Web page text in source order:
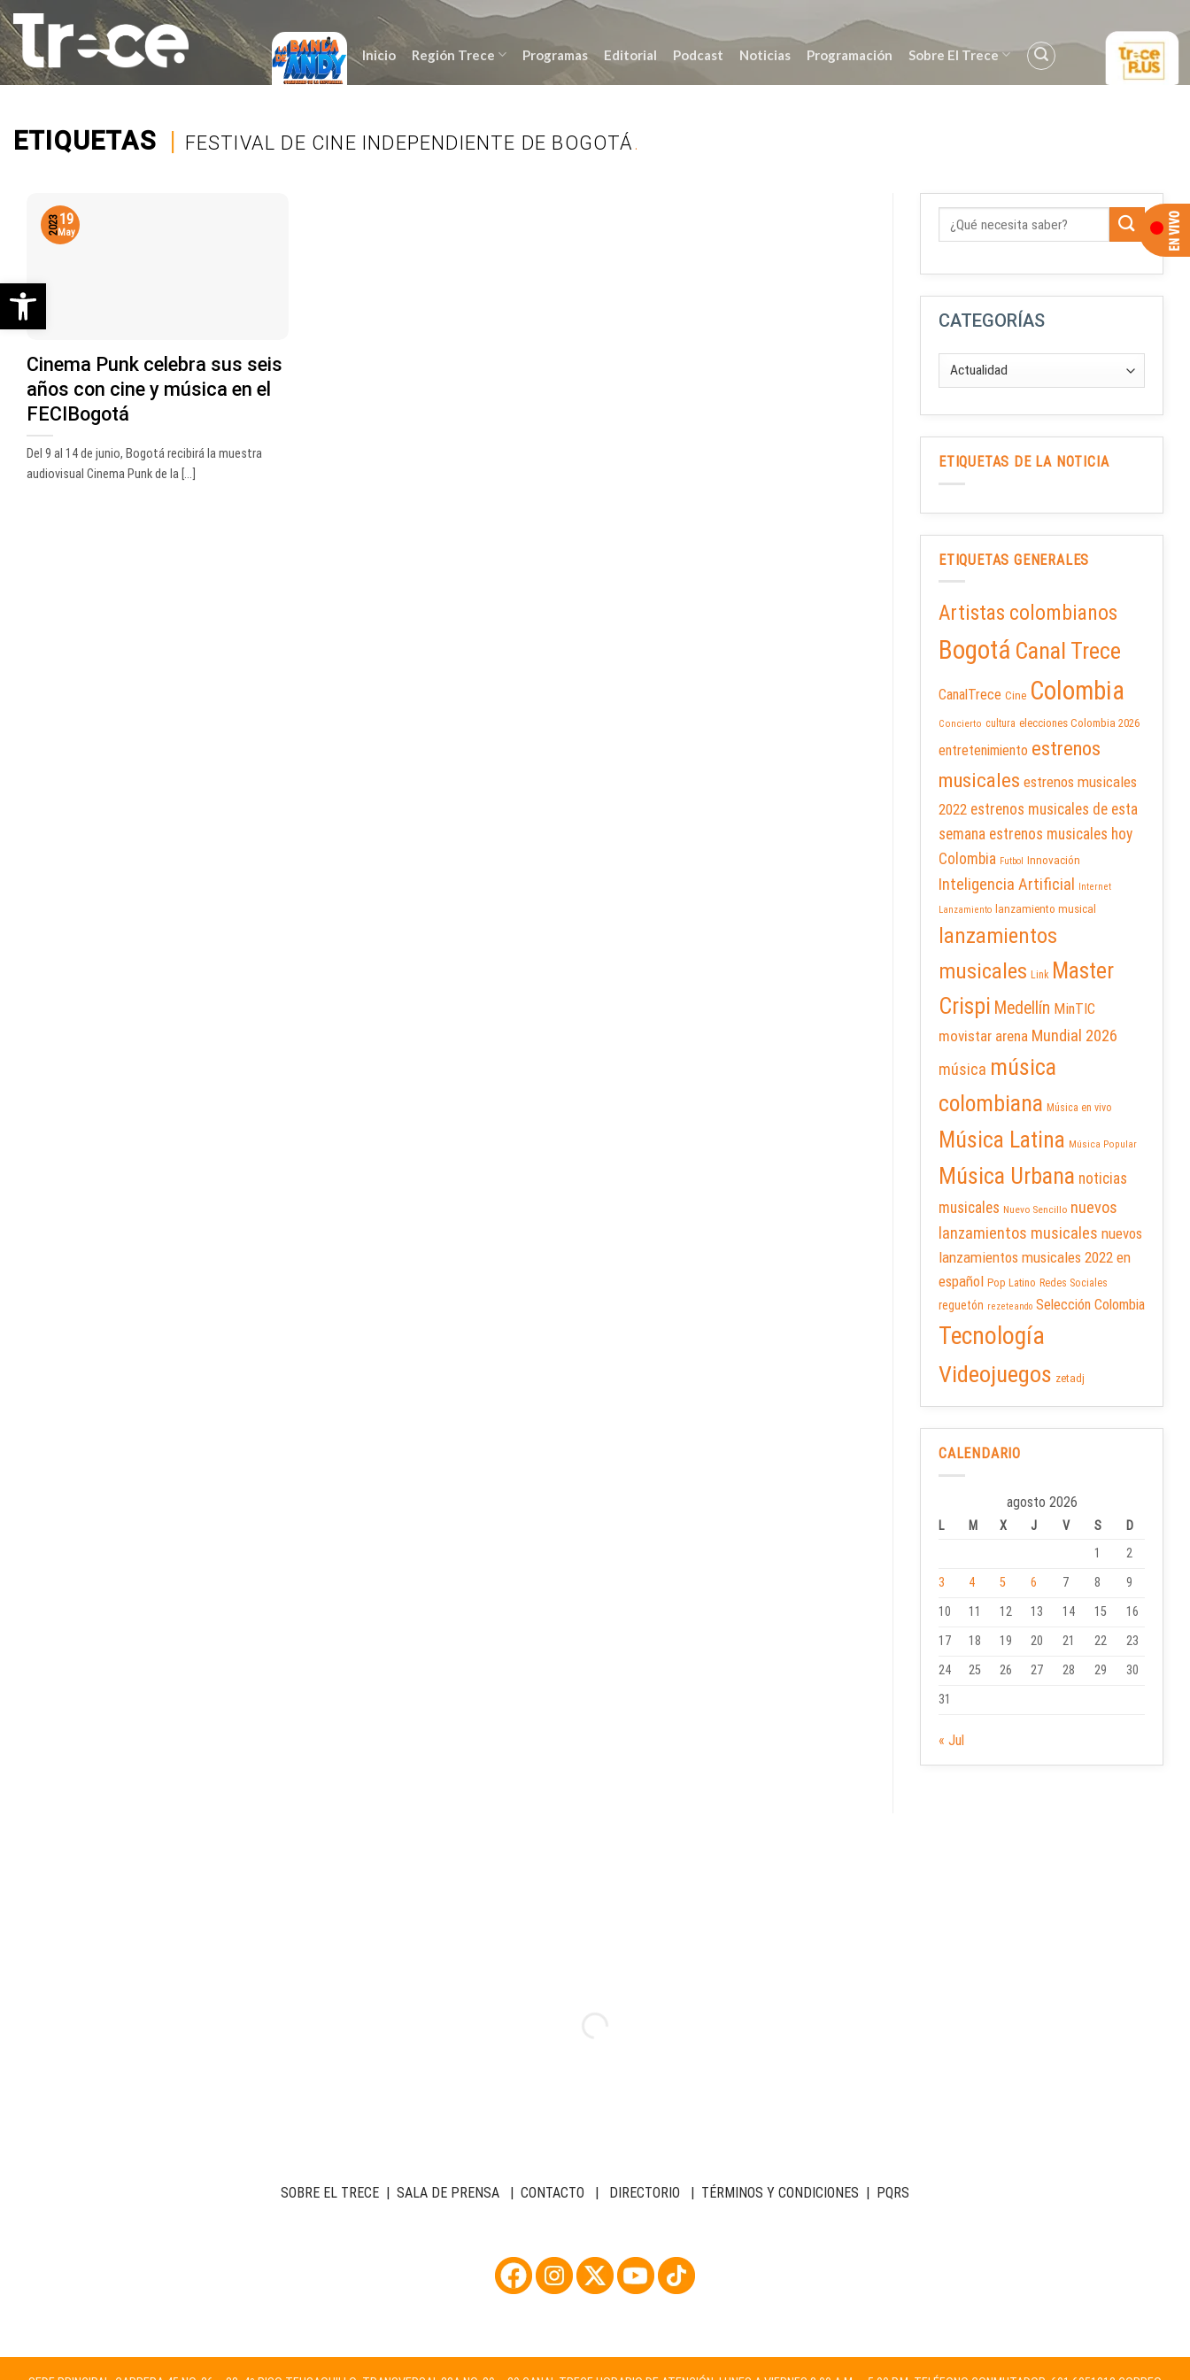
Saltar
al
contenido
Inicio Región Trece Programas Editorial Podcast Noticias Programación Sobre El Trece
ETIQUETAS | FESTIVAL DE CINE INDEPENDIENTE DE BOGOTÁ.
Cinema Punk celebra sus seis
años con cine y música en el
FECIBogotá
Del 9 al 14 de junio, Bogotá recibirá la muestra
audiovisual Cinema Punk de la [...]
19
May
2023
CATEGORÍAS
ETIQUETAS DE LA NOTICIA
ETIQUETAS GENERALES
Artistas colombianos
Bogotá Canal Trece
CanalTrece Cine Colombia
Concierto cultura elecciones Colombia 2026
entretenimiento estrenos
musicales estrenos musicales
2022 estrenos musicales de esta
semana estrenos musicales hoy
Colombia Futbol Innovación
Inteligencia Artificial
Internet
Lanzamiento
lanzamiento musical
lanzamientos
musicales Link Master
Crispi Medellín MinTIC
movistar arena Mundial 2026
música música
colombiana Música en vivo
Música Latina Música Popular
Música Urbana noticias
musicales Nuevo Sencillo nuevos
lanzamientos musicales nuevos
lanzamientos musicales 2022 en
español Pop Latino Redes Sociales
reguetón rezeteando Selección Colombia
Tecnología
Videojuegos zetadj
CALENDARIO
agosto 2026
L M X J V S
D
1
2
3
4 5 6 7 8
9
10
11 12 13 14 15
16
17
18 19 20 21 22
23
24
25 26 27 28 29
30
31
« Jul
SOBRE EL TRECE | SALA DE PRENSA | CONTACTO | DIRECTORIO | TÉRMINOS Y CONDICIONES | PQRS
Abrir barra de herramientas